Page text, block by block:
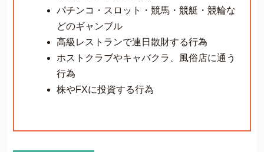
パチンコ・スロット・競馬・競艇・競輪な
どのギャンブル
高級レストランで連日散財する行為
ホストクラブやキャバクラ、風俗店に通う
行為
株やFXに投資する行為